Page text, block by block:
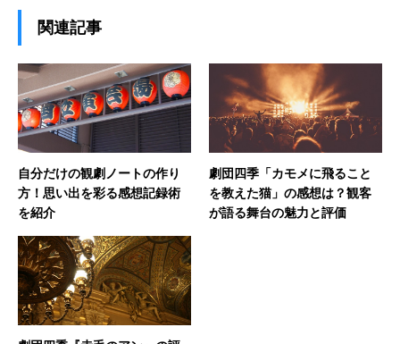
関連記事
自分だけの観劇ノートの作り
方！思い出を彩る感想記録術
を紹介
劇団四季「カモメに飛ること
を教えた猫」の感想は？観客
が語る舞台の魅力と評価